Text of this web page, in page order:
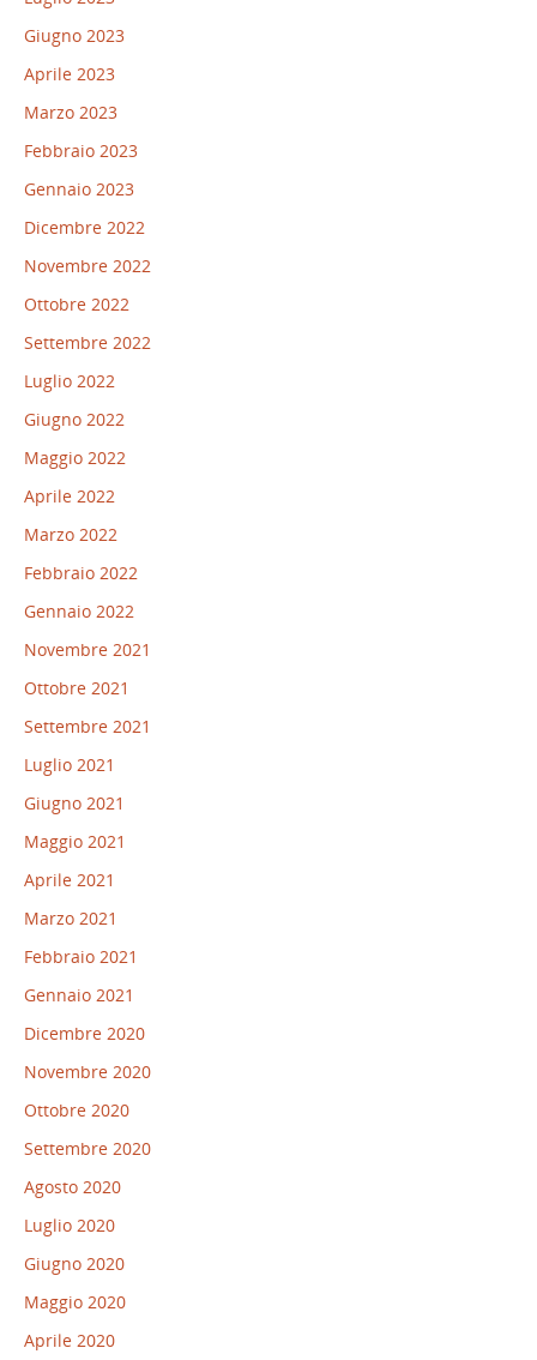
Giugno 2023
Aprile 2023
Marzo 2023
Febbraio 2023
Gennaio 2023
Dicembre 2022
Novembre 2022
Ottobre 2022
Settembre 2022
Luglio 2022
Giugno 2022
Maggio 2022
Aprile 2022
Marzo 2022
Febbraio 2022
Gennaio 2022
Novembre 2021
Ottobre 2021
Settembre 2021
Luglio 2021
Giugno 2021
Maggio 2021
Aprile 2021
Marzo 2021
Febbraio 2021
Gennaio 2021
Dicembre 2020
Novembre 2020
Ottobre 2020
Settembre 2020
Agosto 2020
Luglio 2020
Giugno 2020
Maggio 2020
Aprile 2020